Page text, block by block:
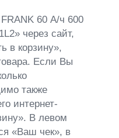
60 А/ч 600
через сайт,
в корзину»,
Если Вы
также
интернет-
В левом
«Ваш чек», в